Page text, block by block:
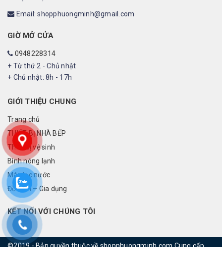
Email: shopphuongminh@gmail.com
GIỜ MỞ CỬA
0948228314
+ Từ thứ 2 - Chủ nhật
+ Chủ nhật: 8h - 17h
GIỚI THIỆU CHUNG
Trang chủ
THIẾT BỊ NHÀ BẾP
Thiết bị vệ sinh
Bình nóng lạnh
Máy lọc nước
Đồ điện – Gia dụng
KẾT NỐI VỚI CHÚNG TÔI
©2019 - Bản quyền thuộc về shopphuongminh.comCung cấp